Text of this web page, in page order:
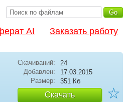
AI Заказать работу
Скачиваний:
24
Добавлен:
17.03.2015
Размер:
351 Кб
Скачать ☆